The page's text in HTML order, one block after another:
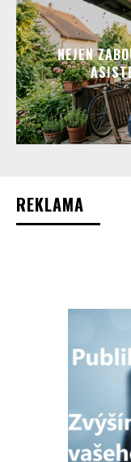
NEJEN
REKLAMA